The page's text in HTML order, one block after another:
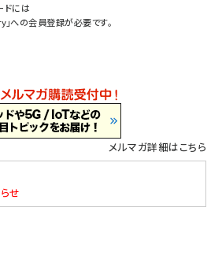
ドには
」への会員登録が必要です。
メルマガ詳細はこちら
せ